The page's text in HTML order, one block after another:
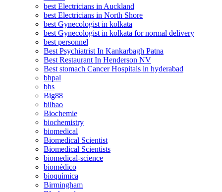
best Electricians in Auckland
best Electricians in North Shore
best Gynecologist in kolkata
best Gynecologist in kolkata for normal delivery
best personnel
Best Psychiatrist In Kankarbagh Patna
Best Restaurant In Henderson NV
Best stomach Cancer Hospitals in hyderabad
bhpal
bhs
Big88
bilbao
Biochemie
biochemistry
biomedical
Biomedical Scientist
Biomedical Scientists
biomedical-science
biomédico
bioquímica
Birmingham